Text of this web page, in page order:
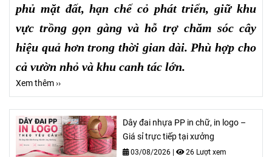
phủ mặt đất, hạn chế cỏ phát triển, giữ khu
vực trồng gọn gàng và hỗ trợ chăm sóc cây
hiệu quả hơn trong thời gian dài. Phù hợp cho
cả vườn nhỏ và khu canh tác lớn.
Xem thêm ››
Dây đai nhựa PP in chữ, in logo –
Giá sỉ trực tiếp tại xưởng
03/08/2026 | 26 Lượt xem